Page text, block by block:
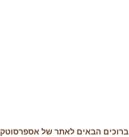
ברוכים הבאים לאתר של אספרסוטק